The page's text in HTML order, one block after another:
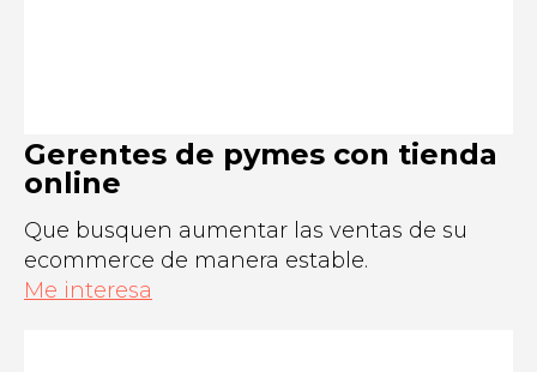
Gerentes de pymes con tienda
online
Que busquen aumentar las ventas de su
ecommerce de manera estable.
Me interesa